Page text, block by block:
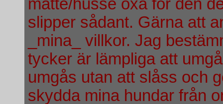
matte/husse oxå för den
slipper sådant. Gärna att
_mina_ villkor. Jag
tycker är lämpliga att
umgås utan att slåss och
skydda mina hundar från